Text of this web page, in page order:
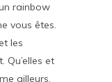
rainbow
vous êtes.
les
Qu’elles et
ailleurs,